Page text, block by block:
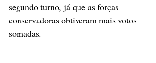
segundo turno, já que as forças
conservadoras obtiveram mais votos
somadas.